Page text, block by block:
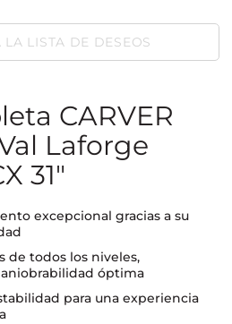
LISTA DE DESEOS
CARVER
Laforge
31"
excepcional gracias a su
de todos los niveles,
óptima
para una experiencia